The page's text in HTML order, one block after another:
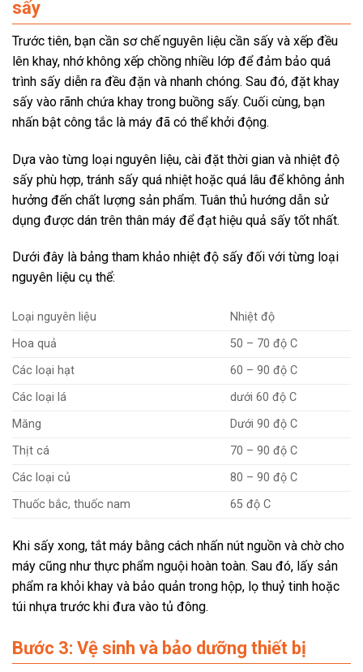
sấy
Trước tiên, bạn cần sơ chế nguyên liệu cần sấy và xếp đều
lên khay, nhớ không xếp chồng nhiều lớp để đảm bảo quá
trình sấy diễn ra đều đặn và nhanh chóng. Sau đó, đặt khay
sấy vào rãnh chứa khay trong buồng sấy. Cuối cùng, bạn
nhấn bật công tắc là máy đã có thể khởi động.
Dựa vào từng loại nguyên liệu, cài đặt thời gian và nhiệt độ
sấy phù hợp, tránh sấy quá nhiệt hoặc quá lâu để không ảnh
hưởng đến chất lượng sản phẩm. Tuân thủ hướng dẫn sử
dụng được dán trên thân máy để đạt hiệu quả sấy tốt nhất.
Dưới đây là bảng tham khảo nhiệt độ sấy đối với từng loại
nguyên liệu cụ thể:
Loại nguyên liệu
Nhiệt độ
Hoa quả
50 – 70 độ C
Các loại hạt
60 – 90 độ C
Các loại lá
dưới 60 độ C
Măng
Dưới 90 độ C
Thịt cá
70 – 90 độ C
Các loại củ
80 – 90 độ C
Thuốc bắc, thuốc nam
65 độ C
Khi sấy xong, tắt máy bằng cách nhấn nút nguồn và chờ cho
máy cũng như thực phẩm nguội hoàn toàn. Sau đó, lấy sản
phẩm ra khỏi khay và bảo quản trong hộp, lọ thuỷ tinh hoặc
túi nhựa trước khi đưa vào tủ đông.
Bước 3: Vệ sinh và bảo dưỡng thiết bị